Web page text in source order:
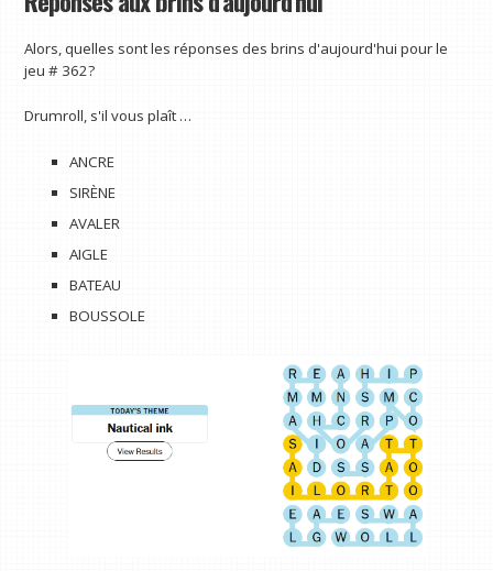
Alors, quelles sont les réponses des brins d'aujourd'hui pour le
jeu # 362?
Drumroll, s'il vous plaît …
ANCRE
SIRÈNE
AVALER
AIGLE
BATEAU
BOUSSOLE